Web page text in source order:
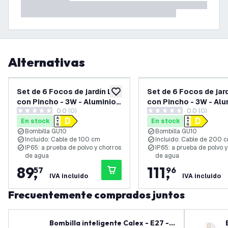
Alternativas
añadir a lista de deseos
Set de 6 Focos de jardín LED
con Pincho - 3W - Aluminio -
Negro - 6500K - IP65 -
Cable de 1 metro
0 estrellas de puntuación
0.0 (0)
En stock
Bombilla GU10
Incluido: Cable de 100 cm
IP65: a prueba de polvo y chorros
de agua
89,
57
IVA incluido
Set de 6 Focos de
con Pincho - 3W -
Negro - 6500K - IP65
Cable de 2 metros
enchufe
0 estrellas de puntuación
0.0 (0)
En stock
Bombilla GU10
Incluido: Cable de 200
IP65: a prueba de polvo
de agua
111,
96
IVA incluido
Frecuentemente comprados juntos
Bombilla inteligente Calex - E27 -